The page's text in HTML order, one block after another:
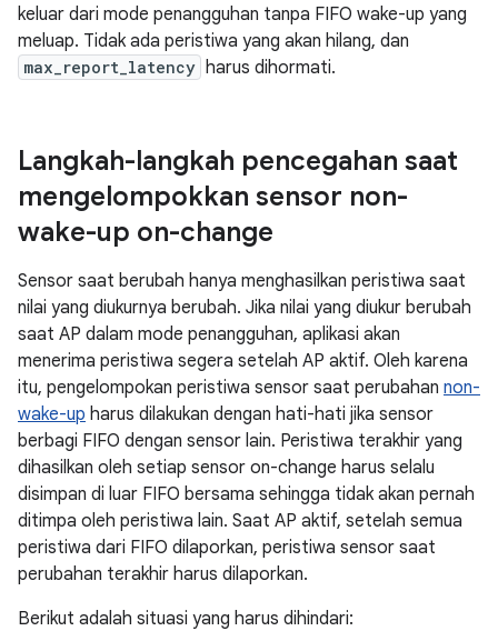
keluar dari mode penangguhan tanpa FIFO wake-up yang
meluap. Tidak ada peristiwa yang akan hilang, dan
max_report_latency harus dihormati.
Langkah-langkah pencegahan saat
mengelompokkan sensor non-
wake-up on-change
Sensor saat berubah hanya menghasilkan peristiwa saat
nilai yang diukurnya berubah. Jika nilai yang diukur berubah
saat AP dalam mode penangguhan, aplikasi akan
menerima peristiwa segera setelah AP aktif. Oleh karena
itu, pengelompokan peristiwa sensor saat perubahan non-
wake-up harus dilakukan dengan hati-hati jika sensor
berbagi FIFO dengan sensor lain. Peristiwa terakhir yang
dihasilkan oleh setiap sensor on-change harus selalu
disimpan di luar FIFO bersama sehingga tidak akan pernah
ditimpa oleh peristiwa lain. Saat AP aktif, setelah semua
peristiwa dari FIFO dilaporkan, peristiwa sensor saat
perubahan terakhir harus dilaporkan.
Berikut adalah situasi yang harus dihindari: